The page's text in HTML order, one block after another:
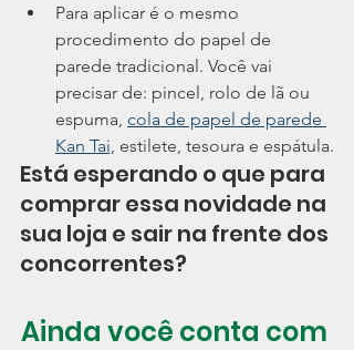
Para aplicar é o mesmo
procedimento do papel de
parede tradicional. Você vai
precisar de: pincel, rolo de lã ou
espuma, cola de papel de parede
Kan Tai, estilete, tesoura e espátula.
Está esperando o que para
comprar essa novidade na
sua loja e sair na frente dos
concorrentes?
Ainda você conta com